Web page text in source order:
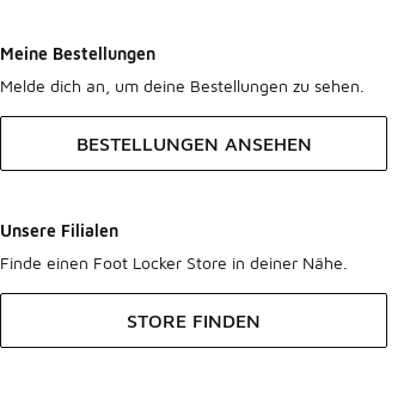
Meine Bestellungen
Melde dich an, um deine Bestellungen zu sehen.
BESTELLUNGEN ANSEHEN
Unsere Filialen
Finde einen Foot Locker Store in deiner Nähe.
STORE FINDEN